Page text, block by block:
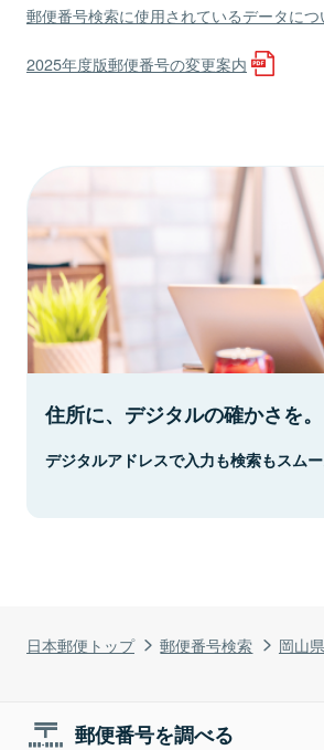
日本郵便トップ 郵便番号検索 岡山県
郵便番号検索に使用されているデータにつ
2025年度版郵便番号の変更案内
住所に、デジタルの確かさを。
デジタルアドレスで入力も検索もスムー
郵便番号を調べる